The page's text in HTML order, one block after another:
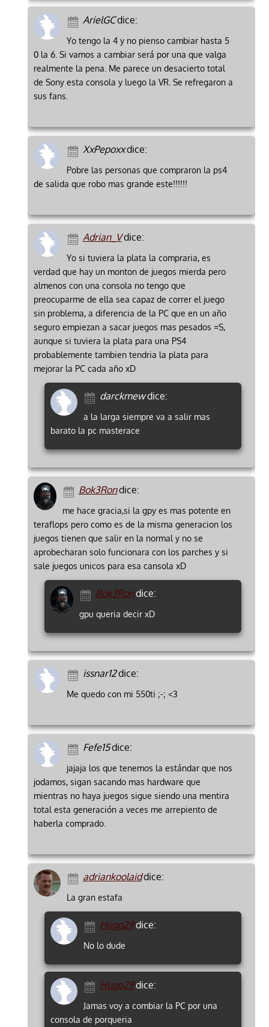
ArielGCdice:
Yo tengo la 4 y no pienso cambiar hasta 5
0 la 6. Si vamos a cambiar será por una que valga
realmente la pena. Me parece un desacierto total
de Sony esta consola y luego la VR. Se refregaron a
sus fans.
XxPepoxxdice:
Pobre las personas que compraron la ps4
de salida que robo mas grande este!!!!!!
Adrian_Vdice:
Yo si tuviera la plata la compraria, es
verdad que hay un monton de juegos mierda pero
almenos con una consola no tengo que
preocuparme de ella sea capaz de correr el juego
sin problema, a diferencia de la PC que en un año
seguro empiezan a sacar juegos mas pesados =S,
aunque si tuviera la plata para una PS4
probablemente tambien tendria la plata para
mejorar la PC cada año xD
darckmewdice:
a la larga siempre va a salir mas
barato la pc masterace
Bok3Rondice:
me hace gracia,si la gpy es mas potente en
teraflops pero como es de la misma generacion los
juegos tienen que salir en la normal y no se
aprobecharan solo funcionara con los parches y si
sale juegos unicos para esa cansola xD
Bok3Rondice:
gpu queria decir xD
issnar12dice:
Me quedo con mi 550ti ;-; <3
Fefe15dice:
jajaja los que tenemos la estándar que nos
jodamos, sigan sacando mas hardware que
mientras no haya juegos sigue siendo una mentira
total esta generación a veces me arrepiento de
haberla comprado.
adriankoolaiddice:
La gran estafa
Hugo29dice:
No lo dude
Hugo29dice:
Jamas voy a combiar la PC por una
consola de porqueria